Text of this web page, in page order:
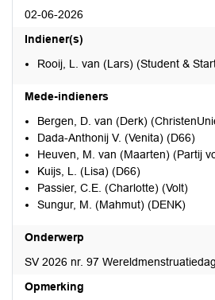
02-06-2026
Indiener(s)
Rooij, L. van (Lars) (Student &
Mede-indieners
Bergen, D. van (Derk)
Dada-Anthonij V. (Venita) (D66)
Heuven, M. van (Maarten) (Partij
Kuijs, L. (Lisa) (D66)
Passier, C.E. (Charlotte) (Volt)
Sungur, M. (Mahmut) (DENK)
Onderwerp
SV 2026 nr. 97
Opmerking